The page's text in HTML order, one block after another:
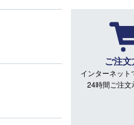
ご注
インターネット
24時間ご注文